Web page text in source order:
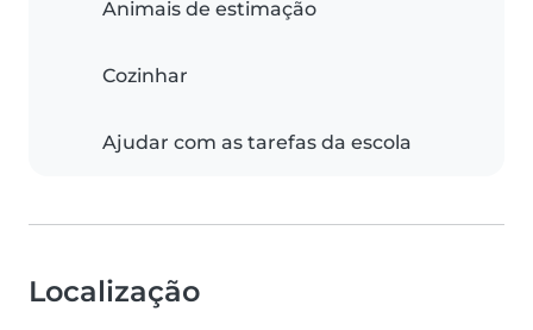
Animais de estimação
Cozinhar
Ajudar com as tarefas da escola
Localização